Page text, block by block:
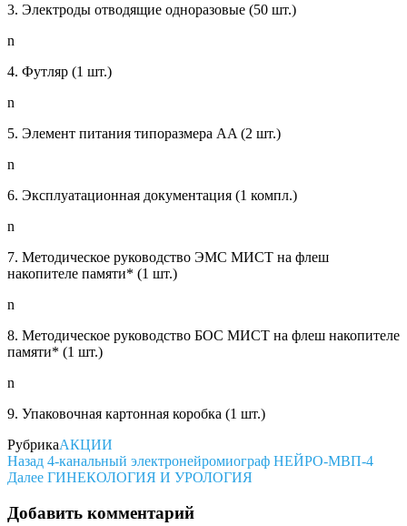
3. Электроды отводящие одноразовые (50 шт.)
n
4. Футляр (1 шт.)
n
5. Элемент питания типоразмера AA (2 шт.)
n
6. Эксплуатационная документация (1 компл.)
n
7. Методическое руководство ЭМС МИСТ на флеш
накопителе памяти* (1 шт.)
n
8. Методическое руководство БОС МИСТ на флеш накопителе
памяти* (1 шт.)
n
9. Упаковочная картонная коробка (1 шт.)
РубрикаАКЦИИ
Навигация
по
записям
Предыдущая
запись
Назад 4-канальный электронейромиограф НЕЙРО-МВП-4
Следующая
Далее ГИНЕКОЛОГИЯ И УРОЛОГИЯ
Добавить комментарий